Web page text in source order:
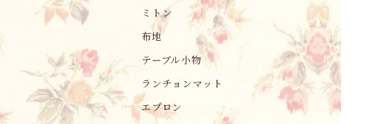
ミトン
布地
テーブル小物
ランチョンマット
エプロン